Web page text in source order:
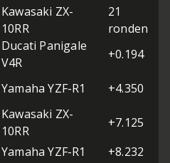
Kawasaki ZX-
10RR
21
ronden
Ducati Panigale
V4R
+0.194
Yamaha YZF-R1 +4.350
Kawasaki ZX-
10RR
+7.125
Yamaha YZF-R1
+8.232